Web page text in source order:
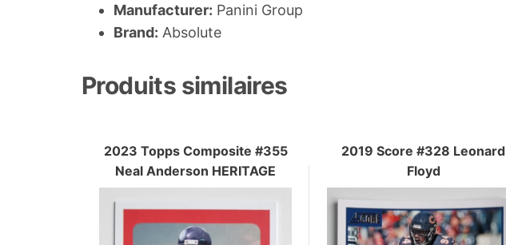
Manufacturer: Panini Group
Brand: Absolute
Produits similaires
2023 Topps Composite #355
Neal Anderson HERITAGE
2019 Score #328 Leonard
Floyd